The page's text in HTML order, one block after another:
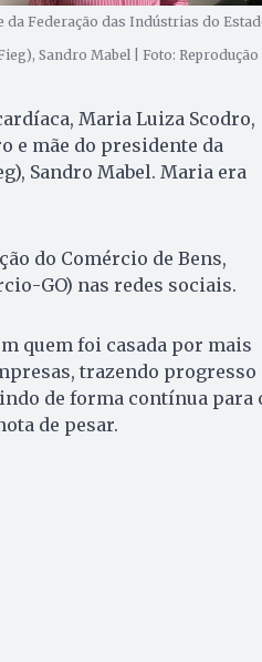
da Federação das Indústrias do
Sandro Mabel | Foto: Reprodução
Maria Luiza Scodro,
e mãe do presidente da
Sandro Mabel. Maria era
do Comércio de Bens,
GO) nas redes sociais.
quem foi casada por mais
trazendo progresso
de forma contínua para
de pesar.